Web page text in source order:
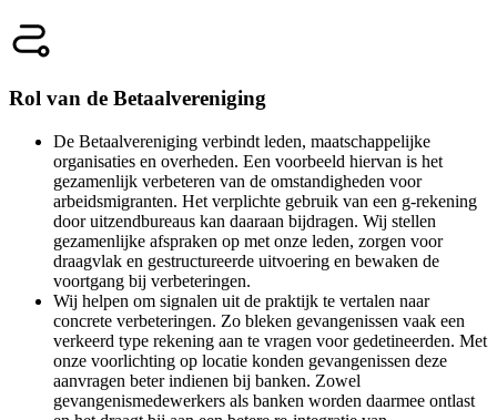
Rol van de Betaalvereniging
De Betaalvereniging verbindt leden, maatschappelijke
organisaties en overheden. Een voorbeeld hiervan is het
gezamenlijk verbeteren van de omstandigheden voor
arbeidsmigranten. Het verplichte gebruik van een g-rekening
door uitzendbureaus kan daaraan bijdragen. Wij stellen
gezamenlijke afspraken op met onze leden, zorgen voor
draagvlak en gestructureerde uitvoering en bewaken de
voortgang bij verbeteringen.
Wij helpen om signalen uit de praktijk te vertalen naar
concrete verbeteringen. Zo bleken gevangenissen vaak een
verkeerd type rekening aan te vragen voor gedetineerden. Met
onze voorlichting op locatie konden gevangenissen deze
aanvragen beter indienen bij banken. Zowel
gevangenismedewerkers als banken worden daarmee ontlast